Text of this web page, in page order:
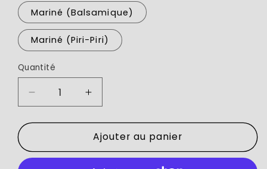
Mariné (Balsamique)
Mariné (Piri-Piri)
Quantité
Réduire
la
quantité
Brochettes
Augmenter
la
quantité
de
Brochettes
Ajouter au panier